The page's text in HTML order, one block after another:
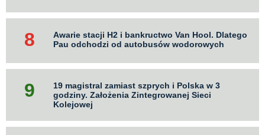
Awarie stacji H2 i bankructwo Van Hool. Dlatego
Pau odchodzi od autobusów wodorowych
19 magistral zamiast szprych i Polska w 3
godziny. Założenia Zintegrowanej Sieci
Kolejowej